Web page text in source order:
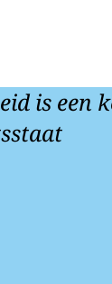
is een